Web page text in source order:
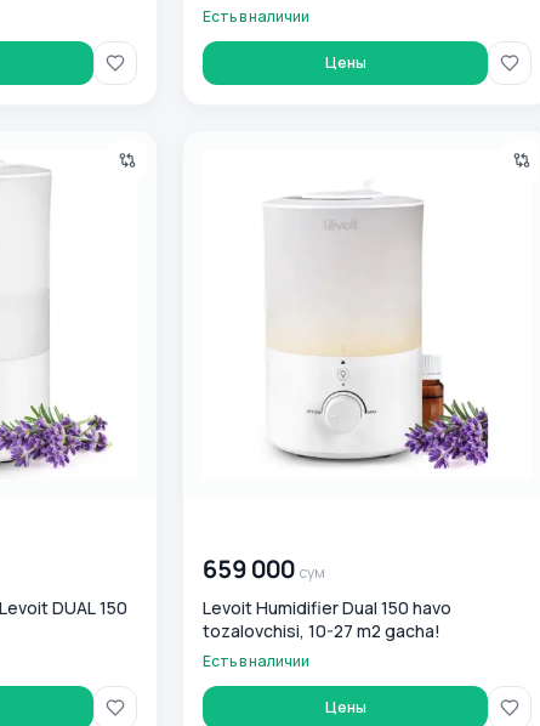
Есть в наличии
Цены
DUAL 150
659 000 сум
Levoit Humidifier Dual 150 havo
tozalovchisi, 10-27 m2 gacha!
Есть в наличии
Цены